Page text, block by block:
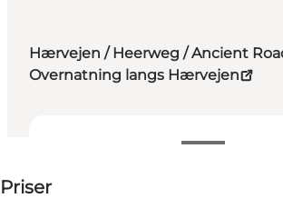
Hærvejen / Heerweg / Ancient
Overnatning langs Hærvejen
Priser